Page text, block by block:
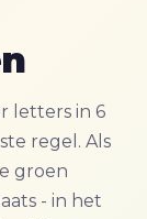
letters in 6
regel. Als
groen
- in het